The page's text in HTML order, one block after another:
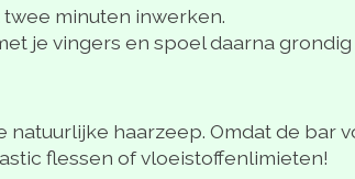
minuten inwerken.
je vingers en spoel daarna grondig
haarzeep. Omdat de bar
flessen of vloeistoffenlimieten!